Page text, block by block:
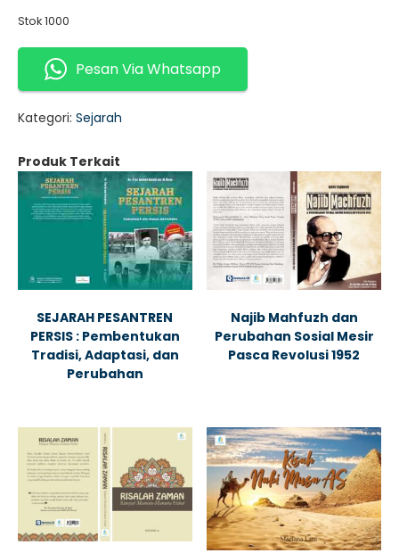
Stok 1000
Pesan Via Whatsapp
Kategori: Sejarah
Produk Terkait
SEJARAH PESANTREN
PERSIS : Pembentukan
Tradisi, Adaptasi, dan
Perubahan
Najib Mahfuzh dan
Perubahan Sosial Mesir
Pasca Revolusi 1952